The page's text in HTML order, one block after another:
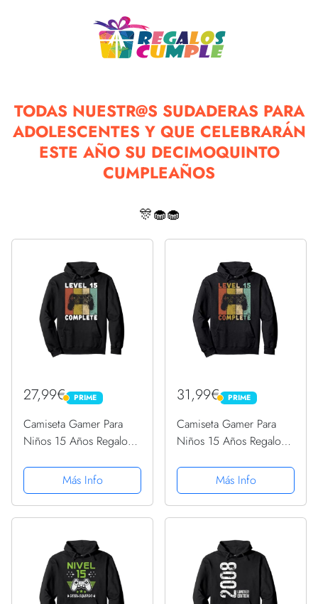
TODAS NUESTR@S SUDADERAS PARA
ADOLESCENTES Y QUE CELEBRARÁN
ESTE AÑO SU DECIMOQUINTO
CUMPLEAÑOS
🎊🧁🧁
27,99€ PRIME
PRIME
Camiseta Gamer Para
Niños 15 Años Regalo
Sudadera con Capucha
Más Info
31,99€ PRIME
PRIME
Camiseta Gamer Para
Niños 15 Años Regalo
Sudadera con Capucha
Más Info